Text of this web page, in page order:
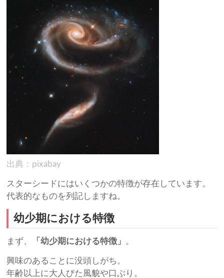
出典：pixabay
スターシードにはいくつかの特徴が存在しています。
代表的なものを列記しますね。
幼少期における特徴
まず、 「幼少期における特徴」 。
興味のあることに没頭しがち。
年齢以上に大人びた風貌や口ぶり。